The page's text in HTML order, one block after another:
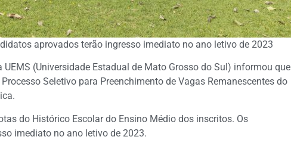
aprovados terão ingresso imediato no ano letivo de 2023
UEMS (Universidade Estadual de Mato Grosso do Sul) informou que
Seletivo para Preenchimento de Vagas Remanescentes do
do Histórico Escolar do Ensino Médio dos inscritos. Os
imediato no ano letivo de 2023.